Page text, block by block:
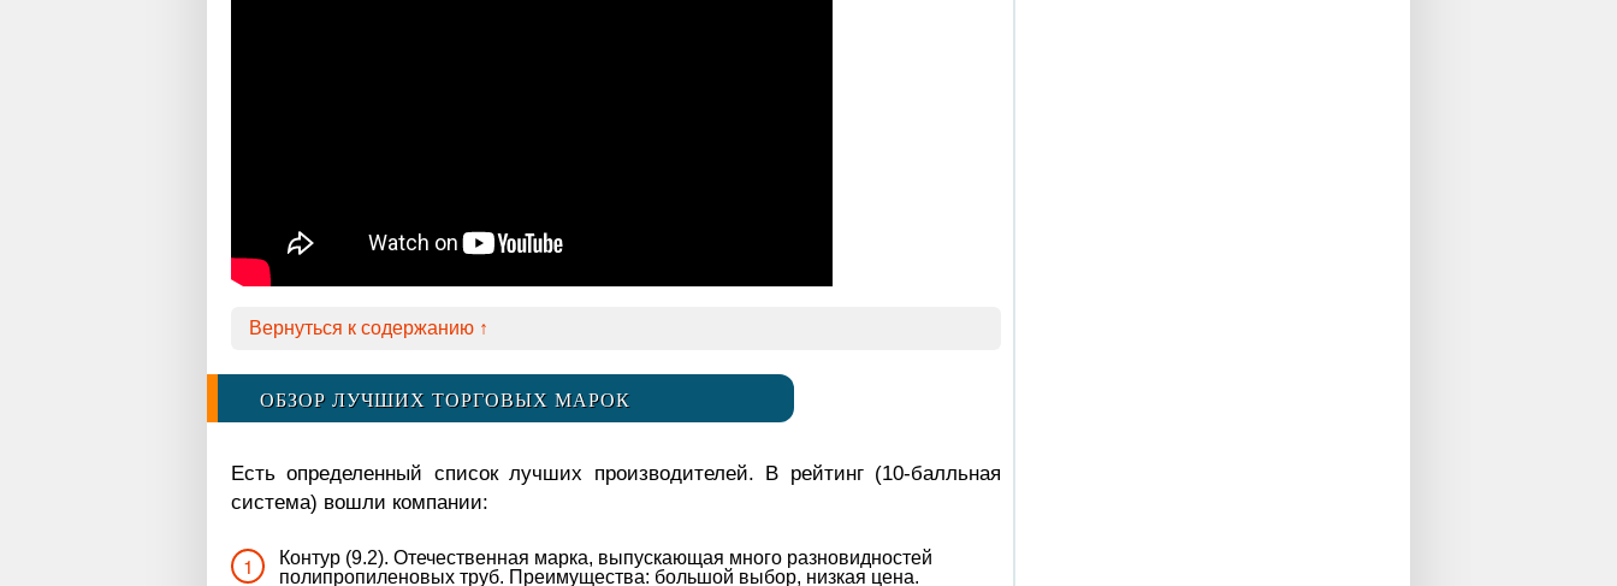
Вернуться к содержанию ↑
ОБЗОР ЛУЧШИХ ТОРГОВЫХ МАРОК
Есть определенный список лучших производителей. В рейтинг (10-балльная
система) вошли компании:
Контур (9.2). Отечественная марка, выпускающая много разновидностей
полипропиленовых труб. Преимущества: большой выбор, низкая цена.